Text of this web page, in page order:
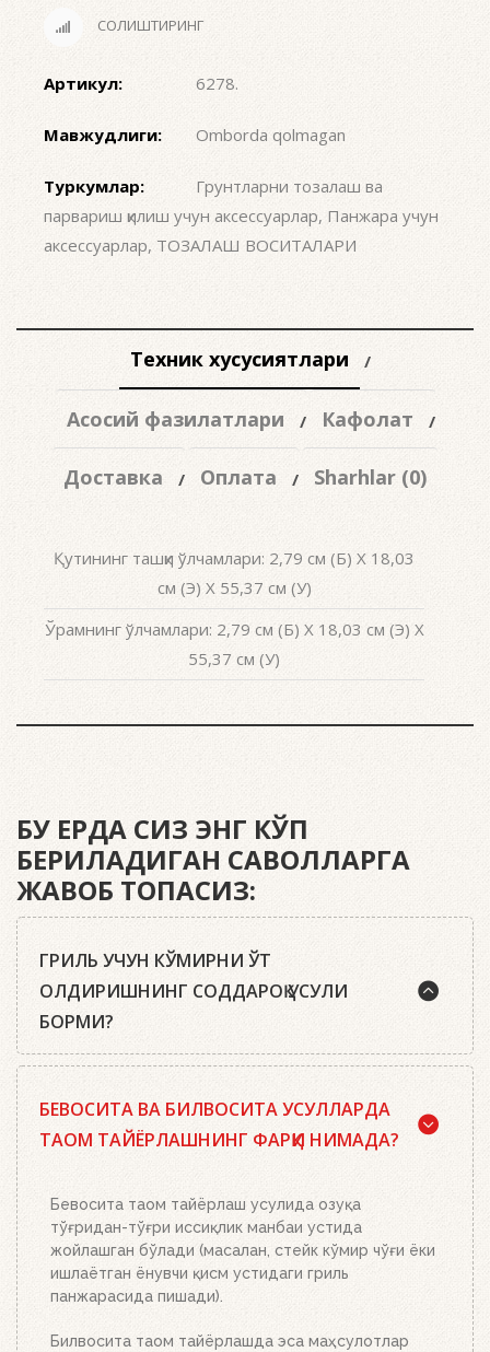
СОЛИШТИРИНГ
Артикул: 6278.
Мавжудлиги: Omborda qolmagan
Туркумлар:
Грунтларни тозалаш ва
парвариш қилиш учун аксессуарлар, Панжара учун
аксессуарлар, ТОЗАЛАШ ВОСИТАЛАРИ
Техник хусусиятлари
Асосий фазилатлари Кафолат
Доставка Оплата Sharhlar (0)
Қутининг ташқи ўлчамлари: 2,79 см (Б) X 18,03
см (Э) X 55,37 см (У)
Ўрамнинг ўлчамлари: 2,79 см (Б) X 18,03 см (Э) X
55,37 см (У)
БУ ЕРДА СИЗ ЭНГ КЎП
БЕРИЛАДИГАН САВОЛЛАРГА
ЖАВОБ ТОПАСИЗ:
ГРИЛЬ УЧУН КЎМИРНИ ЎТ
ОЛДИРИШНИНГ СОДДАРОҚ УСУЛИ
БОРМИ?
Weber кўмир брикетларидан, ўт олдириш
кубиклари, ҳамда бизнинг ўт олдириш
мосламамиздан фойдаланинг. Ўт олдириш
брикетлар билан тўлдиринг, кўмир панжараси
устига икки-учта ўт олдириш кубикидан қўйинг ва
уларни ёқинг. Устига кўмир ёки брикетлар билан
тўлдирилган ўт олдириш мосламасини қўйинг.
Бошқа ҳеч нима қилишнинг ҳожати йўқ. Ёқилғи,
дақиқада тўлиқ ёниб тугайди. Устки кўмир қизил
БЕВОСИТА ВА БИЛВОСИТА УСУЛЛАРДА
ТАОМ ТАЙЁРЛАШНИНГ ФАРҚИ НИМАДА?
Бевосита таом тайёрлаш усулида озуқа
тўғридан-тўғри иссиқлик манбаи устида
жойлашган бўлади (масалан, стейк кўмир чўғи ёки
ишлаётган ёнувчи қисм устидаги гриль
панжарасида пишади).
Билвосита таом тайёрлашда эса маҳсулотлар